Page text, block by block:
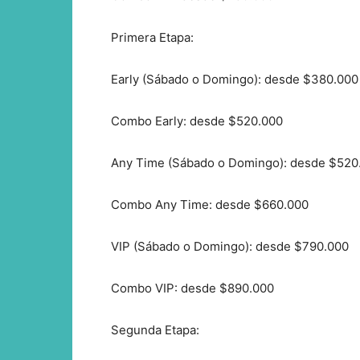
Primera Etapa:
Early (Sábado o Domingo): desde $380.000
Combo Early: desde $520.000
Any Time (Sábado o Domingo): desde
Combo Any Time: desde $660.000
VIP (Sábado o Domingo): desde $790.000
Combo VIP: desde $890.000
Segunda Etapa: